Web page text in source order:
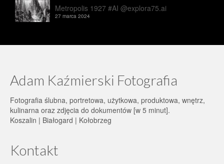
Metropolis 1927 #AI @explora75.ai
27 marca 2024
Adam Kaźmierski Fotografia
Fotografia ślubna, portretowa, użytkowa, produktowa, wnętrz,
kulinarna oraz zdjęcia do dokumentów [w 5 minut].
Koszalin | Białogard | Kołobrzeg
Kontakt